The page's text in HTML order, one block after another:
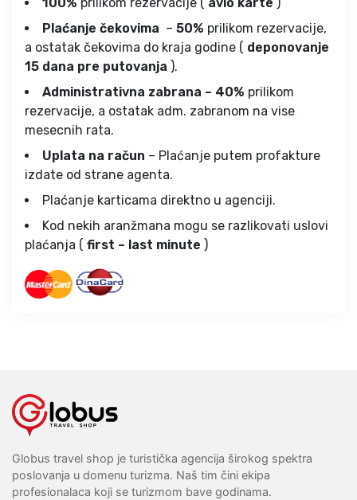
100% prilikom rezervacije ( avio karte )
Plaćanje čekovima – 50% prilikom rezervacije,
a ostatak čekovima do kraja godine ( deponovanje
15 dana pre putovanja ).
Administrativna zabrana – 40% prilikom
rezervacije, a ostatak adm. zabranom na vise
mesecnih rata.
Uplata na račun – Plaćanje putem profakture
izdate od strane agenta.
Plaćanje karticama direktno u agenciji.
Kod nekih aranžmana mogu se razlikovati uslovi
plaćanja ( first – last minute )
Globus travel shop je turistička agencija širokog spektra
poslovanja u domenu turizma. Naš tim čini ekipa
profesionalaca koji se turizmom bave godinama.